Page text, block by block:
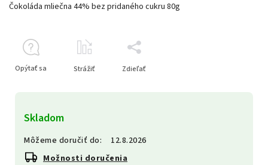
Skladom
Môžeme doručiť do:
12.8.2026
Možnosti doručenia
Čokoláda mliečna 44% bez pridaného cukru 80g
Opýtať sa Strážiť Zdieľať